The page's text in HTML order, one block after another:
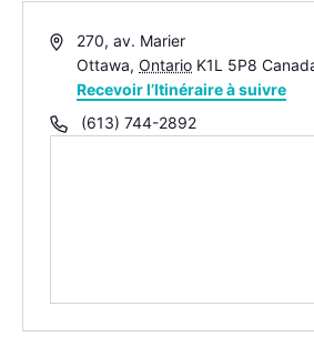
Adresse270, av. Marier
Ottawa, Ontario K1L 5P8
Recevoir l’Itinéraire à suivre
Téléphone(613) 744-2892